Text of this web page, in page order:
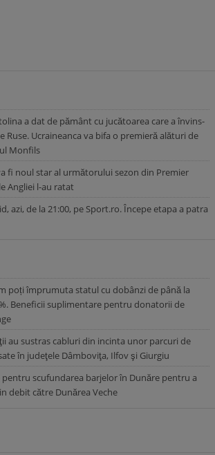
a dat de pământ cu jucătoarea care a învins-
Ruse. Ucraineanca va bifa o premieră alături de
Monfils
fi noul star al următorului sezon din Premier
Angliei l-au ratat
azi, de la 21:00, pe Sport.ro. Începe etapa a patra
poți împrumuta statul cu dobânzi de până la
Beneficii suplimentare pentru donatorii de
au sustras cabluri din incinta unor parcuri de
în judeţele Dâmboviţa, Ilfov şi Giurgiu
scufundarea barjelor în Dunăre pentru a
debit către Dunărea Veche